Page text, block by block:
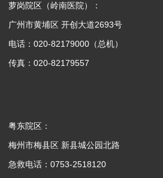
萝岗院区（岭南医院）：
广州市黄埔区 开创大道2693号
电话：020-82179000（总机）
传真：020-82179557
粤东院区：
梅州市梅县区 新县城公园北路
急救电话：0753-2518120